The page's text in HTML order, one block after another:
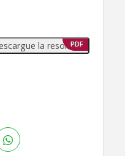
la resolución
PDF